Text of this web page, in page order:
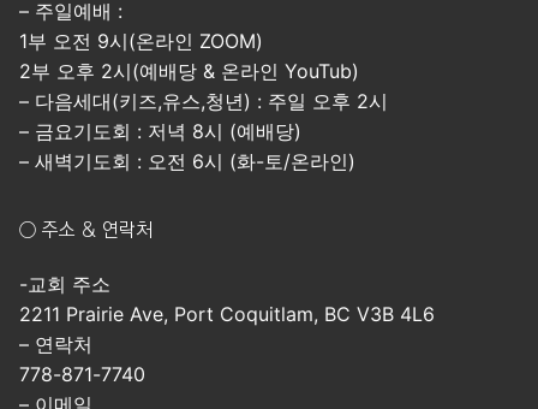
– 주일예배 :
1부 오전 9시(온라인 ZOOM)
2부 오후 2시(예배당 & 온라인 YouTub)
– 다음세대(키즈,유스,청년) : 주일 오후 2시
– 금요기도회 : 저녁 8시 (예배당)
– 새벽기도회 : 오전 6시 (화-토/온라인)
○ 주소 & 연락처
-교회 주소
2211 Prairie Ave, Port Coquitlam, BC V3B 4L6
– 연락처
778-871-7740
– 이메일